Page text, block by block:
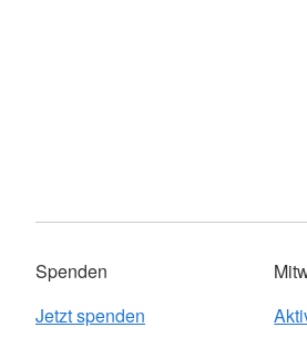
Spenden
Jetzt spenden